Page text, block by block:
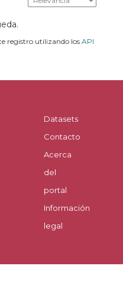
registro utilizando losAPI
Datasets
Contacto
Acerca
del
portal
Información
legal